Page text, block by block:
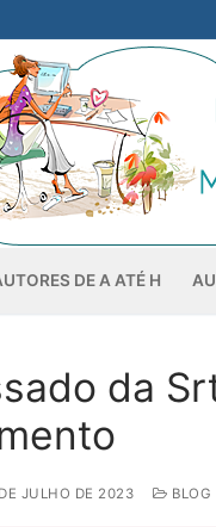
DE A ATÉ H
da
JULHO DE 2023 BLOG